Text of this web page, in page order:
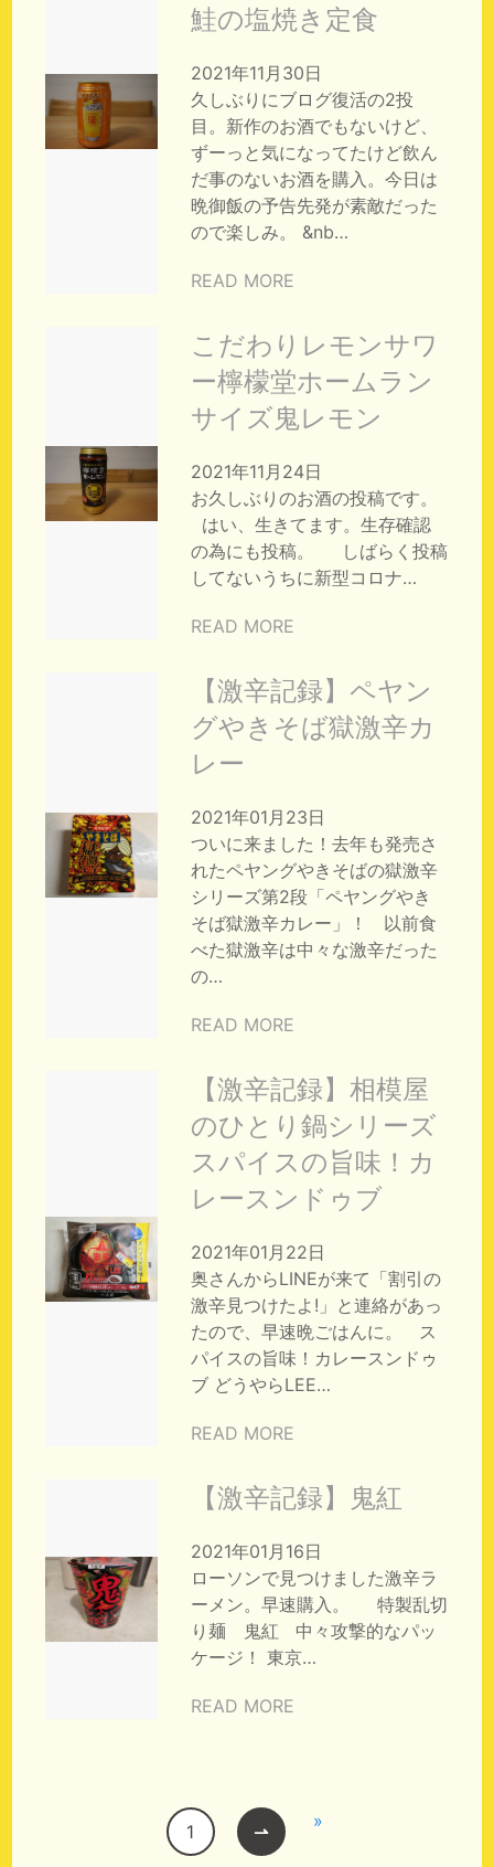
鮭の塩焼き定食
2021年11月30日
久しぶりにブログ復活の2投
目。新作のお酒でもないけど、
ずーっと気になってたけど飲ん
だ事のないお酒を購入。今日は
晩御飯の予告先発が素敵だった
ので楽しみ。 &nb…
READ MORE
こだわりレモンサワ
ー檸檬堂ホームラン
サイズ鬼レモン
2021年11月24日
お久しぶりのお酒の投稿です。
はい、生きてます。生存確認
の為にも投稿。 しばらく投稿
してないうちに新型コロナ…
READ MORE
【激辛記録】ペヤン
グやきそば獄激辛カ
レー
2021年01月23日
ついに来ました！去年も発売さ
れたペヤングやきそばの獄激辛
シリーズ第2段「ペヤングやき
そば獄激辛カレー」！ 以前食
べた獄激辛は中々な激辛だった
の…
READ MORE
【激辛記録】相模屋
のひとり鍋シリーズ
スパイスの旨味！カ
レースンドゥブ
2021年01月22日
奥さんからLINEが来て「割引の
激辛見つけたよ!」と連絡があっ
たので、早速晩ごはんに。 ス
パイスの旨味！カレースンドゥ
ブ どうやらLEE…
READ MORE
【激辛記録】鬼紅
2021年01月16日
ローソンで見つけました激辛ラ
ーメン。早速購入。 特製乱切
り麺 鬼紅 中々攻撃的なパッ
ケージ！ 東京…
READ MORE
1 ⇀ »